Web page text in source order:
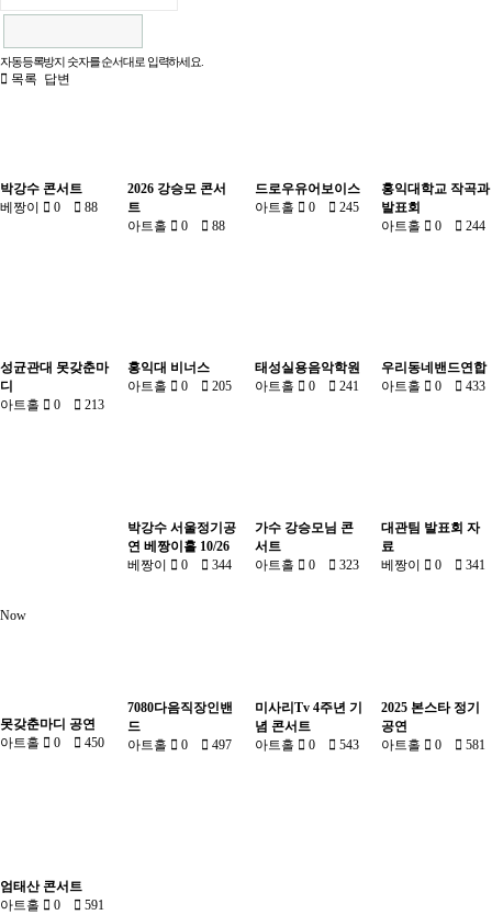
자동등록방지 숫자를 순서대로 입력하세요.
목록 답변
박강수 콘서트
베짱이
0 88
2026 강승모 콘서
트
아트홀
0 88
드로우유어보이스
아트홀
0 245
홍익대학교 작곡과
발표회
아트홀
0 244
성균관대 못갖춘마
디
아트홀
0 213
홍익대 비너스
아트홀
0 205
태성실용음악학원
아트홀
0 241
우리동네밴드연합
아트홀
0 433
박강수 서울정기공
연 베짱이홀 10/26
베짱이
0 344
가수 강승모님 콘
서트
아트홀
0 323
대관팀 발표회 자
료
베짱이
0 341
Now
못갖춘마디 공연
아트홀
0 450
7080다음직장인밴
드
아트홀
0 497
미사리Tv 4주년 기
념 콘서트
아트홀
0 543
2025 본스타 정기
공연
아트홀
0 581
엄태산 콘서트
아트홀
0 591